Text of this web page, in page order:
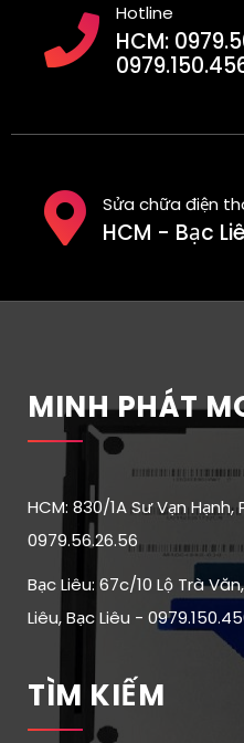
Hotline
HCM:
Sửa chữa điện
HCM - Bạc
MINH PHÁT
HCM: 830/1A Sư Vạn Hạnh,
0979.56.26.56
Bạc Liêu: 67c/10 Lộ Trà
Liêu, Bạc Liêu -
TÌM KIẾM